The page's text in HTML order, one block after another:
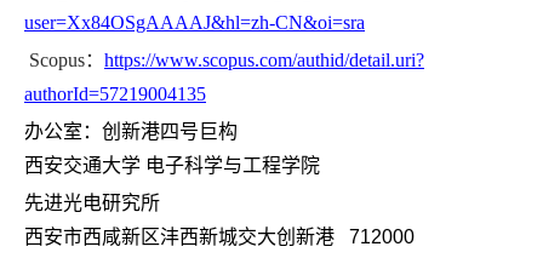
user=Xx84OSgAAAAJ&hl=zh-CN&oi=sra
Scopus： https://www.scopus.com/authid/detail.uri?
authorId=57219004135
办公室：创新港四号巨构
西安交通大学 电子科学与工程学院
先进光电研究所
西安市西咸新区沣西新城交大创新港 712000